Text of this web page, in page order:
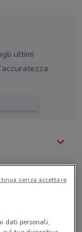
ultimi
dati personali,
senza accettare